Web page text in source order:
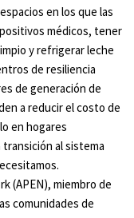
en los que las
médicos, tener
y refrigerar leche
de resiliencia
de generación de
a reducir el costo de
en hogares
transición al sistema
(APEN), miembro de
comunidades de